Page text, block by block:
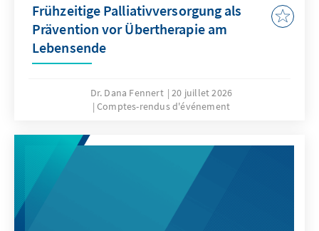
Frühzeitige Palliativversorgung als
Prävention vor Übertherapie am
Lebensende
Dr. Dana Fennert
20 juillet 2026
Comptes-rendus d'événement